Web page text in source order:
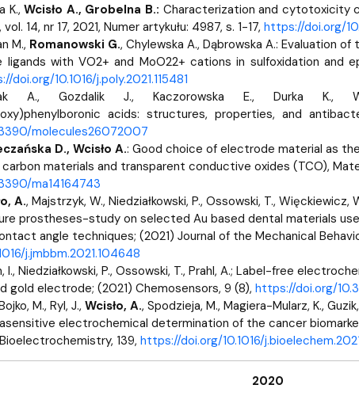
K.,Wcisło A., Grobelna B.: Characterization and cytotoxicity
14, nr 17, 2021, Numer artykułu: 4987, s. 1-17, https://doi.org/
M., Romanowski G., Chylewska A., Dąbrowska A.: Evaluation
ligands with VO2+ and MoO22+ cations in sulfoxidation and
doi.org/10.1016/j.poly.2021.115481
A., Gozdalik J., Kaczorowska E., Durka K.,
acids: structures, properties, and
molecules26072007
D., Wcisło A.: Good choice of electrode material as
materials and transparent conductive oxides (TCO),
ma14164743
A., Majstrzyk, W., Niedziałkowski, P., Ossowski, T.,
prostheses-study on selected Au based dental materials
angle techniques; (2021) Journal of the Mechanical
j.jmbbm.2021.104648
I., Niedziałkowski, P., Ossowski, T., Prahl, A.; Label-free
gold electrode; (2021) Chemosensors, 9 (8), https://doi.org/
M., Ryl, J., Wcisło, A., Spodzieja, M., Magiera-Mularz, K.,
electrochemical determination of the cancer
139, https://doi.org/10.1016/
2020